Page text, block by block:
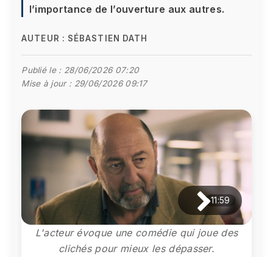
l’importance de l’ouverture aux autres.
AUTEUR : SÉBASTIEN DATH
Publié le : 28/06/2026 07:20
Mise à jour : 29/06/2026 09:17
11:59
L'acteur évoque une comédie qui joue des
clichés pour mieux les dépasser.